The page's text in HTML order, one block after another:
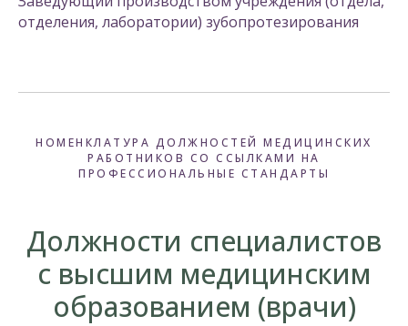
отделения, лаборатории) зубопротезирования
НОМЕНКЛАТУРА ДОЛЖНОСТЕЙ МЕДИЦИНСКИХ
РАБОТНИКОВ СО ССЫЛКАМИ НА
ПРОФЕССИОНАЛЬНЫЕ СТАНДАРТЫ
Должности специалистов
с высшим медицинским
образованием (врачи)